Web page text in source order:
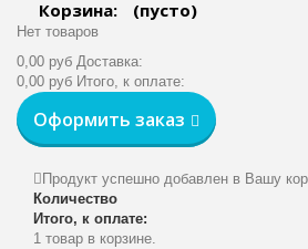
Корзина: (пусто)
Нет товаров
0,00 руб Доставка:
0,00 руб Итого, к оплате:
Оформить заказ
Продукт успешно добавлен в Вашу
Количество
Итого, к оплате:
1 товар в корзине.